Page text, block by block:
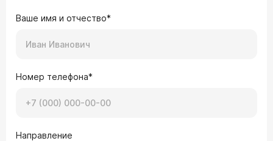
Ваше имя и отчество*
Номер телефона*
Направление